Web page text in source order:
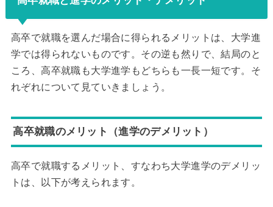
高卒で就職を選んだ場合に得られるメリットは、大学進
学では得られないものです。その逆も然りで、結局のと
ころ、高卒就職も大学進学もどちらも一長一短です。そ
れぞれについて見ていきましょう。
高卒就職のメリット（進学のデメリット）
高卒で就職するメリット、すなわち大学進学のデメリッ
トは、以下が考えられます。